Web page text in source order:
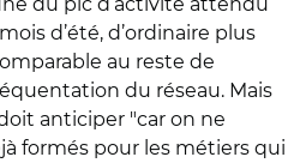
d’été, d’ordinaire plus
au reste de
du réseau. Mais
anticiper "car on ne
formés pour les métiers qui